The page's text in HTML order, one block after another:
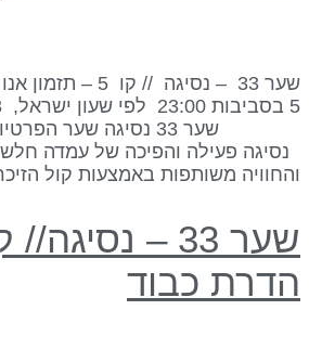
שער 33 נסיגה שער
פעילה והפיכה של עמדה
משותפות באמצעות קול
כבוד